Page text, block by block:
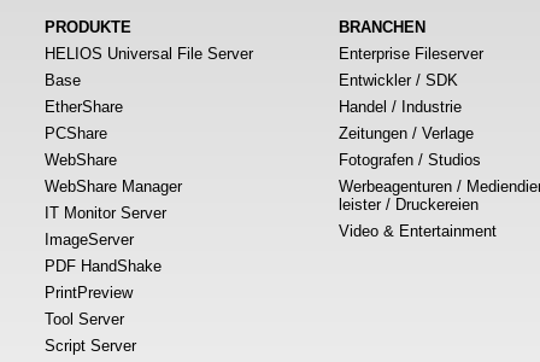
PRODUKTE
HELIOS Universal File Server
Base
EtherShare
PCShare
WebShare
WebShare Manager
IT Monitor Server
ImageServer
PDF HandShake
PrintPreview
Tool Server
Script Server
BRANCHEN
Enterprise Fileserver
Entwickler / SDK
Handel / Industrie
Zeitungen / Verlage
Fotografen / Studios
Werbeagenturen /
leister / Druckereien
Video & Entertainment